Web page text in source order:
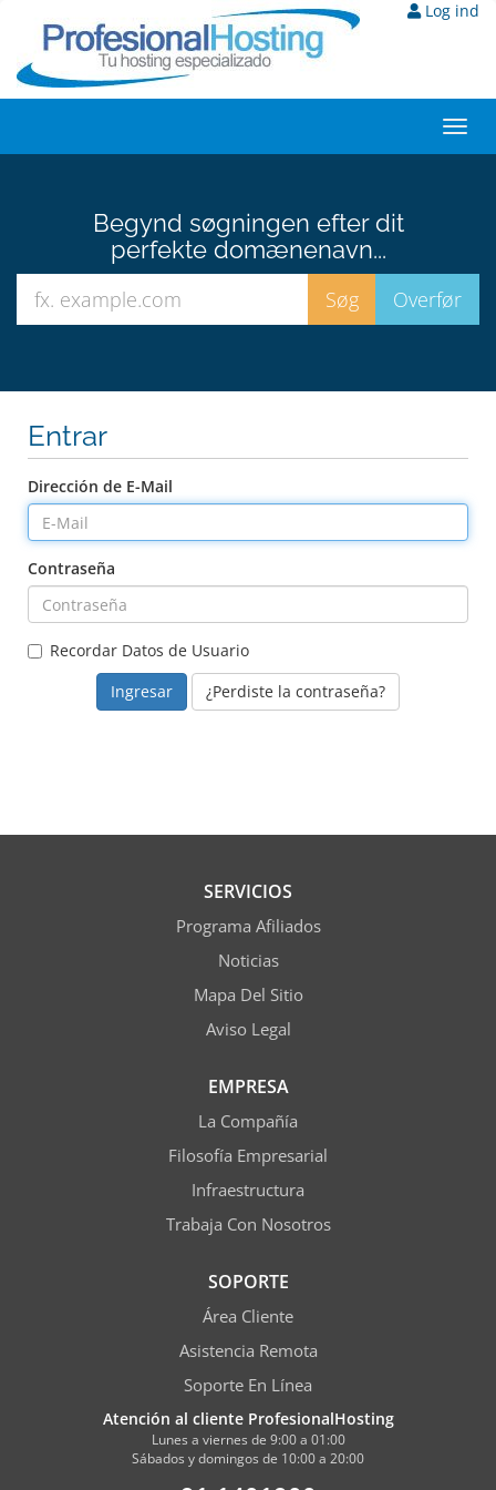
Log ind
Begynd søgningen efter dit
perfekte domænenavn...
Entrar
Dirección de E-Mail
Contraseña
Recordar Datos de Usuario
¿Perdiste la contraseña?
SERVICIOS
Programa Afiliados
Noticias
Mapa Del Sitio
Aviso Legal
EMPRESA
La Compañía
Filosofía Empresarial
Infraestructura
Trabaja Con Nosotros
SOPORTE
Área Cliente
Asistencia Remota
Soporte En Línea
Atención al cliente ProfesionalHosting
Lunes a viernes de 9:00 a 01:00
Sábados y domingos de 10:00 a 20:00